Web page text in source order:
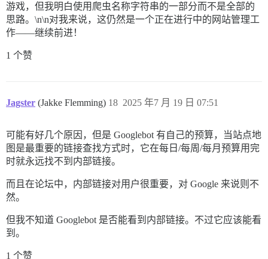
游戏，但我明白使用爬虫名称字符串的一部分而不是全部的
思路。\n\n对我来说，这仍然是一个正在进行中的网站管理工
作——继续前进！
1 个赞
Jagster (Jakke Flemming) 2025 年7 月 19 日 07:51
18
可能有好几个原因，但是 Googlebot 有自己的预算，当站点地
图是最重要的链接查找方式时，它在每日/每周/每月预算用完
时就永远找不到内部链接。
而且在论坛中，内部链接对用户很重要，对 Google 来说则不
然。
但我不知道 Googlebot 是否能看到内部链接。不过它应该能看
到。
1 个赞